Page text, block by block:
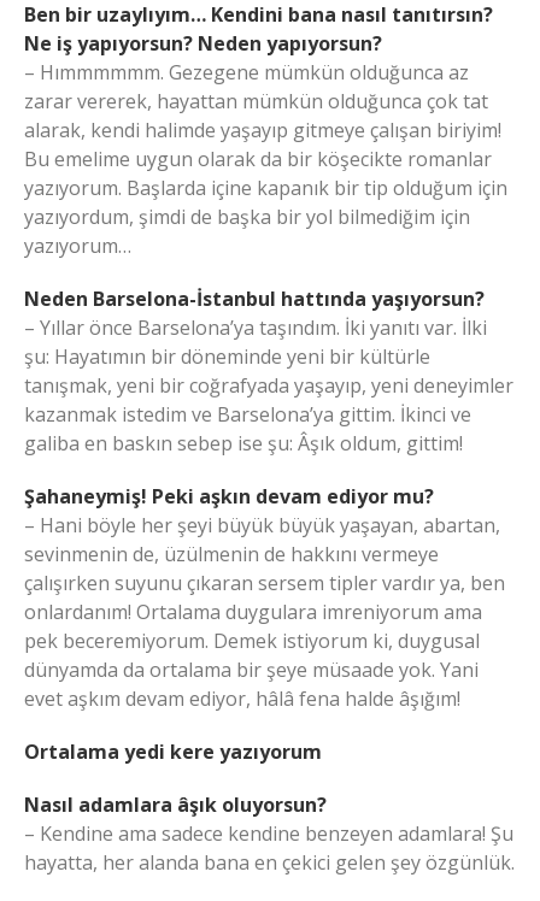
Ben bir uzaylıyım… Kendini bana nasıl tanıtırsın?
Ne iş yapıyorsun? Neden yapıyorsun?
– Hımmmmmm. Gezegene mümkün olduğunca az
zarar vererek, hayattan mümkün olduğunca çok tat
alarak, kendi halimde yaşayıp gitmeye çalışan biriyim!
Bu emelime uygun olarak da bir köşecikte romanlar
yazıyorum. Başlarda içine kapanık bir tip olduğum için
yazıyordum, şimdi de başka bir yol bilmediğim için
yazıyorum…
Neden Barselona-İstanbul hattında yaşıyorsun?
– Yıllar önce Barselona’ya taşındım. İki yanıtı var. İlki
şu: Hayatımın bir döneminde yeni bir kültürle
tanışmak, yeni bir coğrafyada yaşayıp, yeni deneyimler
kazanmak istedim ve Barselona’ya gittim. İkinci ve
galiba en baskın sebep ise şu: Âşık oldum, gittim!
Şahaneymiş! Peki aşkın devam ediyor mu?
– Hani böyle her şeyi büyük büyük yaşayan, abartan,
sevinmenin de, üzülmenin de hakkını vermeye
çalışırken suyunu çıkaran sersem tipler vardır ya, ben
onlardanım! Ortalama duygulara imreniyorum ama
pek beceremiyorum. Demek istiyorum ki, duygusal
dünyamda da ortalama bir şeye müsaade yok. Yani
evet aşkım devam ediyor, hâlâ fena halde âşığım!
Ortalama yedi kere yazıyorum
Nasıl adamlara âşık oluyorsun?
– Kendine ama sadece kendine benzeyen adamlara! Şu
hayatta, her alanda bana en çekici gelen şey özgünlük.